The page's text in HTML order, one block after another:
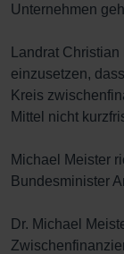
Unternehmen
Landrat
einzusetzen,
Kreis
Mittel nicht
Michael Meister
Bundesminister
Dr. Michael